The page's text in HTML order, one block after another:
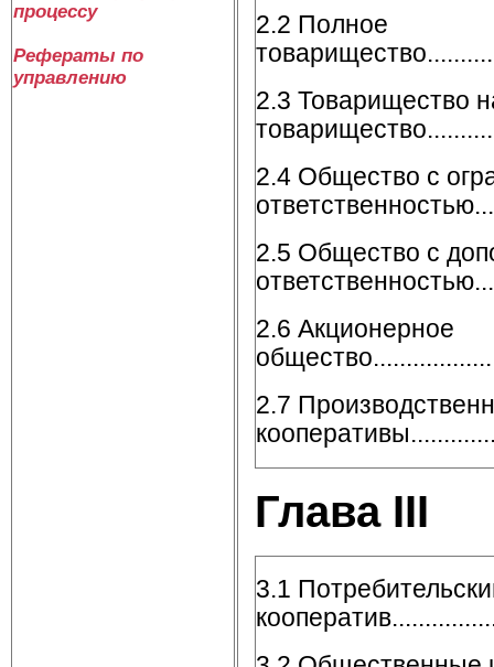
процессу
Рефераты по
управлению
2.2 Полное
2.3 Товарищество
2.4 Общество с
2.5 Общество с
2.6 Акционерное
2.7
Глава III
3.1